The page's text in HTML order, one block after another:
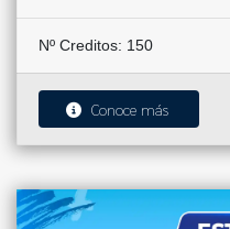
Nº Creditos: 150
Conoce más